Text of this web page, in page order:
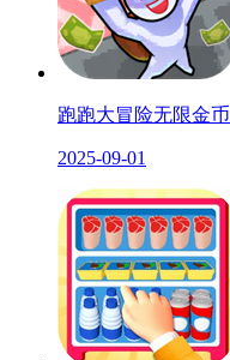
跑跑大冒险无限金
2025-09-01